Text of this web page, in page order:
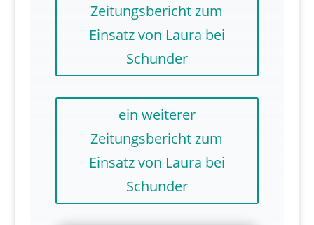
Zeitungsbericht zum
Einsatz von Laura bei
Schunder
ein weiterer
Zeitungsbericht zum
Einsatz von Laura bei
Schunder